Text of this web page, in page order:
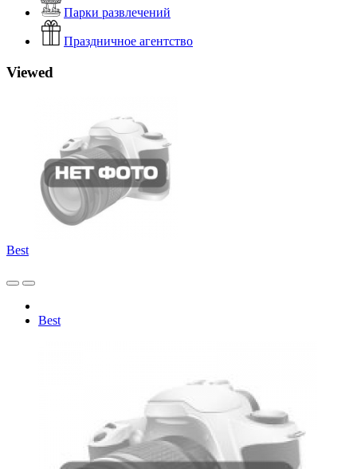
Парки развлечений
Праздничное агентство
Viewed
Best
Best